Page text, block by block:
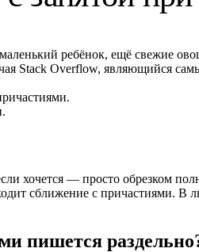
ребёнок, ещё свежие
Stack Overflow, являющийся
хочется — просто обрезком
сближение с причастиями. В
пишется